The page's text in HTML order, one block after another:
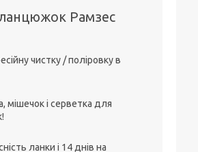
ланцюжок Рамзес
чистку / поліровку в
мішечок і серветка для
ланки і 14 днів на